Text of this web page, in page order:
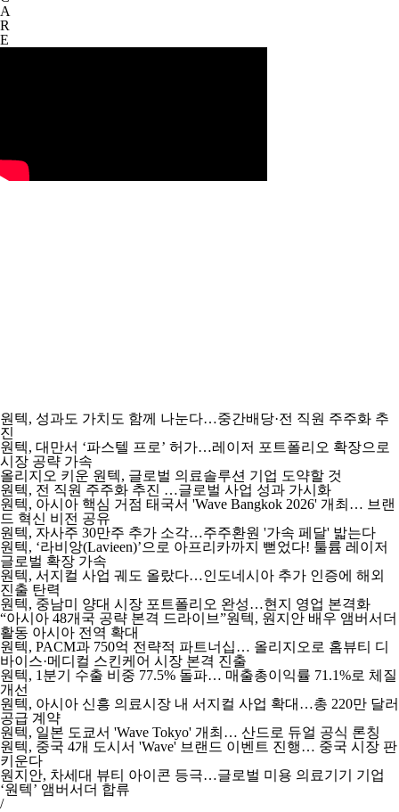
A
R
E
원텍, 성과도 가치도 함께 나눈다…중간배당·전 직원 주주화 추
진
원텍, 대만서 ‘파스텔 프로’ 허가…레이저 포트폴리오 확장으로
시장 공략 가속
올리지오 키운 원텍, 글로벌 의료솔루션 기업 도약할 것
원텍, 전 직원 주주화 추진 …글로벌 사업 성과 가시화
원텍, 아시아 핵심 거점 태국서 'Wave Bangkok 2026' 개최… 브랜
드 혁신 비전 공유
원텍, 자사주 30만주 추가 소각…주주환원 '가속 페달' 밟는다
원텍, ‘라비앙(Lavieen)’으로 아프리카까지 뻗었다! 툴륨 레이저
글로벌 확장 가속
원텍, 서지컬 사업 궤도 올랐다…인도네시아 추가 인증에 해외
진출 탄력
원텍, 중남미 양대 시장 포트폴리오 완성…현지 영업 본격화
“아시아 48개국 공략 본격 드라이브”원텍, 원지안 배우 앰버서더
활동 아시아 전역 확대
원텍, PACM과 750억 전략적 파트너십… 올리지오로 홈뷰티 디
바이스·메디컬 스킨케어 시장 본격 진출
원텍, 1분기 수출 비중 77.5% 돌파… 매출총이익률 71.1%로 체질
개선
원텍, 아시아 신흥 의료시장 내 서지컬 사업 확대…총 220만 달러
공급 계약
원텍, 일본 도쿄서 'Wave Tokyo' 개최… 산드로 듀얼 공식 론칭
원텍, 중국 4개 도시서 'Wave' 브랜드 이벤트 진행… 중국 시장 판
키운다
원지안, 차세대 뷰티 아이콘 등극…글로벌 미용 의료기기 기업
‘원텍’ 앰버서더 합류
/